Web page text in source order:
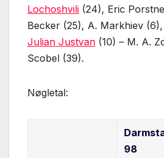
Lochoshvili (24), Eric
Becker (25), A. Markhiev
Julian Justvan (10) – M. A.
Scobel (39).
Nøgletal:
98